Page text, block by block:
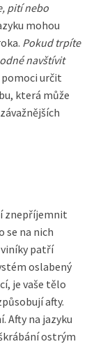
pití nebo
mohou
Pokud trpíte
navštívit
určit
která může
znepříjemnit
se na nich
patří
oslabený
je vaše tělo
afty.
Afty na jazyku
ostrým